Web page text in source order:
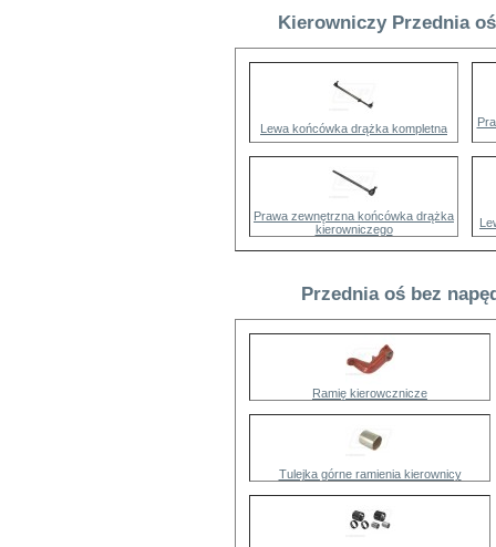
Kierowniczy Przednia
Lewa końcówka drążka kompletna
Prawa zewnętrzna końcówka drążka
kierowniczego
Przednia oś bez
Ramię kierowcznicze
Tulejka górne ramienia kierownicy